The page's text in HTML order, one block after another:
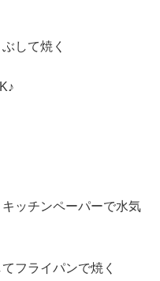
して焼く
ッチンペーパーで水気
フライパンで焼く